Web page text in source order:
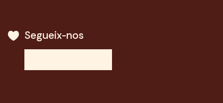
Segueix-nos